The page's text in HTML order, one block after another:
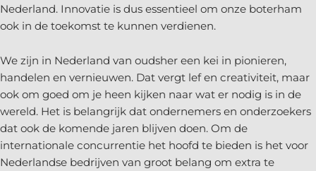
Nederland. Innovatie is dus essentieel om onze boterham
ook in de toekomst te kunnen verdienen.
We zijn in Nederland van oudsher een kei in pionieren,
handelen en vernieuwen. Dat vergt lef en creativiteit, maar
ook om goed om je heen kijken naar wat er nodig is in de
wereld. Het is belangrijk dat ondernemers en onderzoekers
dat ook de komende jaren blijven doen. Om de
internationale concurrentie het hoofd te bieden is het voor
Nederlandse bedrijven van groot belang om extra te